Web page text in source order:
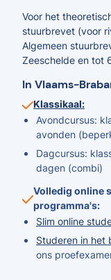
Voor het
stuurbrevet (voor
Algemeen
Zeeschelde en tot
In Vlaams-
Klassikaal:
Avondcursus:
avonden
Dagcursus:
dagen (combi)
Volledig online
programma's:
Slim online
Studeren in het
ons